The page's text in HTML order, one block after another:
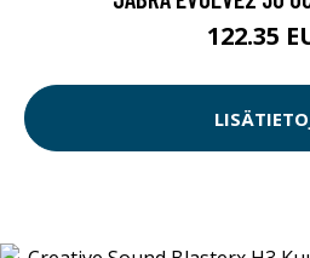
122.35